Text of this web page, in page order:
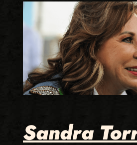
Sandra